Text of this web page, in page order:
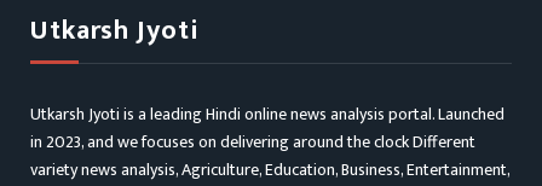
Utkarsh Jyoti
Utkarsh Jyoti is a leading Hindi online news analysis portal. Launched
in 2023, and we focuses on delivering around the clock Different
variety news analysis, Agriculture, Education, Business, Entertainment,